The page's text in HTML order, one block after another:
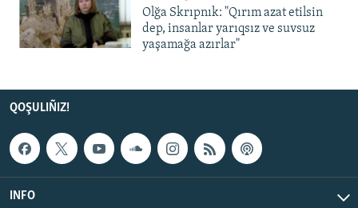
Olğa Skrıpnık: "Qırım azat etilsin
dep, insanlar yarıqsız ve suvsuz
yaşamağa azırlar"
QOŞULIÑIZ!
INFO